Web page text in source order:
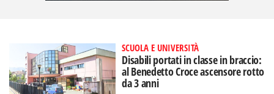
SCUOLA E UNIVERSITÀ
Disabili portati in classe in braccio:
al Benedetto Croce ascensore rotto
da 3 anni